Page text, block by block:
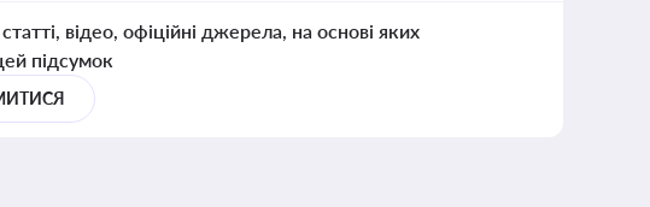
відео, офіційні джерела, на основі яких
підсумок